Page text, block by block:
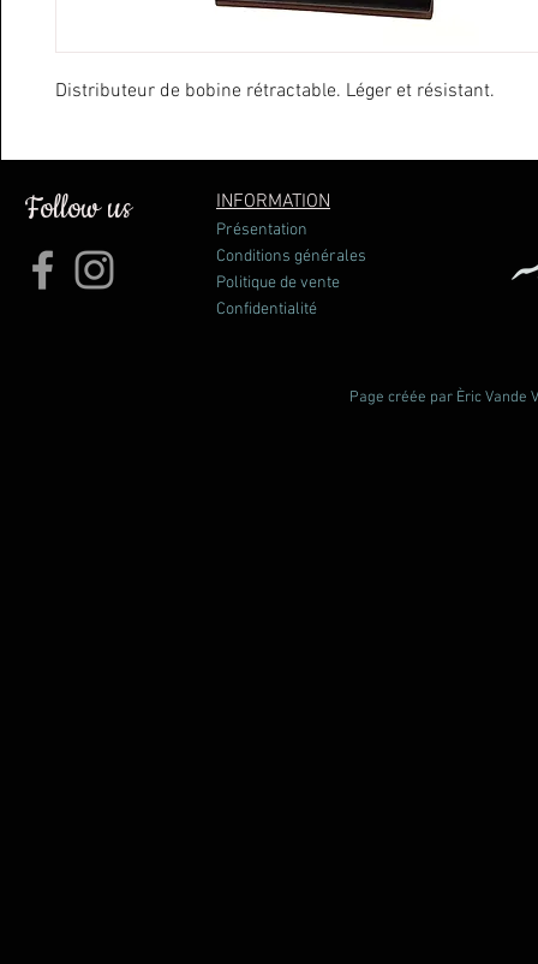
Distributeur de bobine rétractable. Léger et résistant.
Follow us INFORMATION
Présentation
Conditions générales
Politique de vente
Confidentialité
Page créée par Èric Vande